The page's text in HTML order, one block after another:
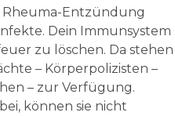
Rheuma-Entzündung
Dein Immunsystem
zu löschen. Da stehen
– Körperpolizisten –
– zur Verfügung.
können sie nicht